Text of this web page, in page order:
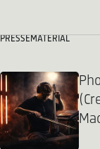
PRESSEMATERIAL